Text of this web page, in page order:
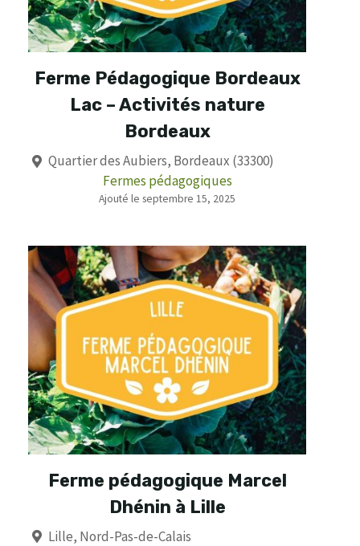
Ferme Pédagogique Bordeaux
Lac – Activités nature
Bordeaux
Quartier des Aubiers, Bordeaux (33300)
Fermes pédagogiques
Ajouté le septembre 15, 2025
Ferme pédagogique Marcel
Dhénin à Lille
Lille, Nord-Pas-de-Calais